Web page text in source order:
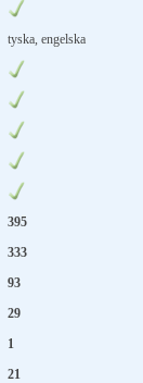
tyska, engelska
395
333
93
29
1
21